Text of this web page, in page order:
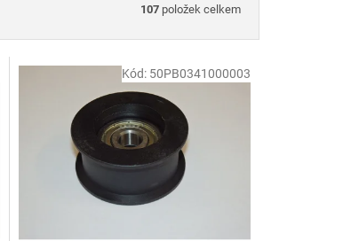
107 položek celkem
Kód: 50PB0341000003